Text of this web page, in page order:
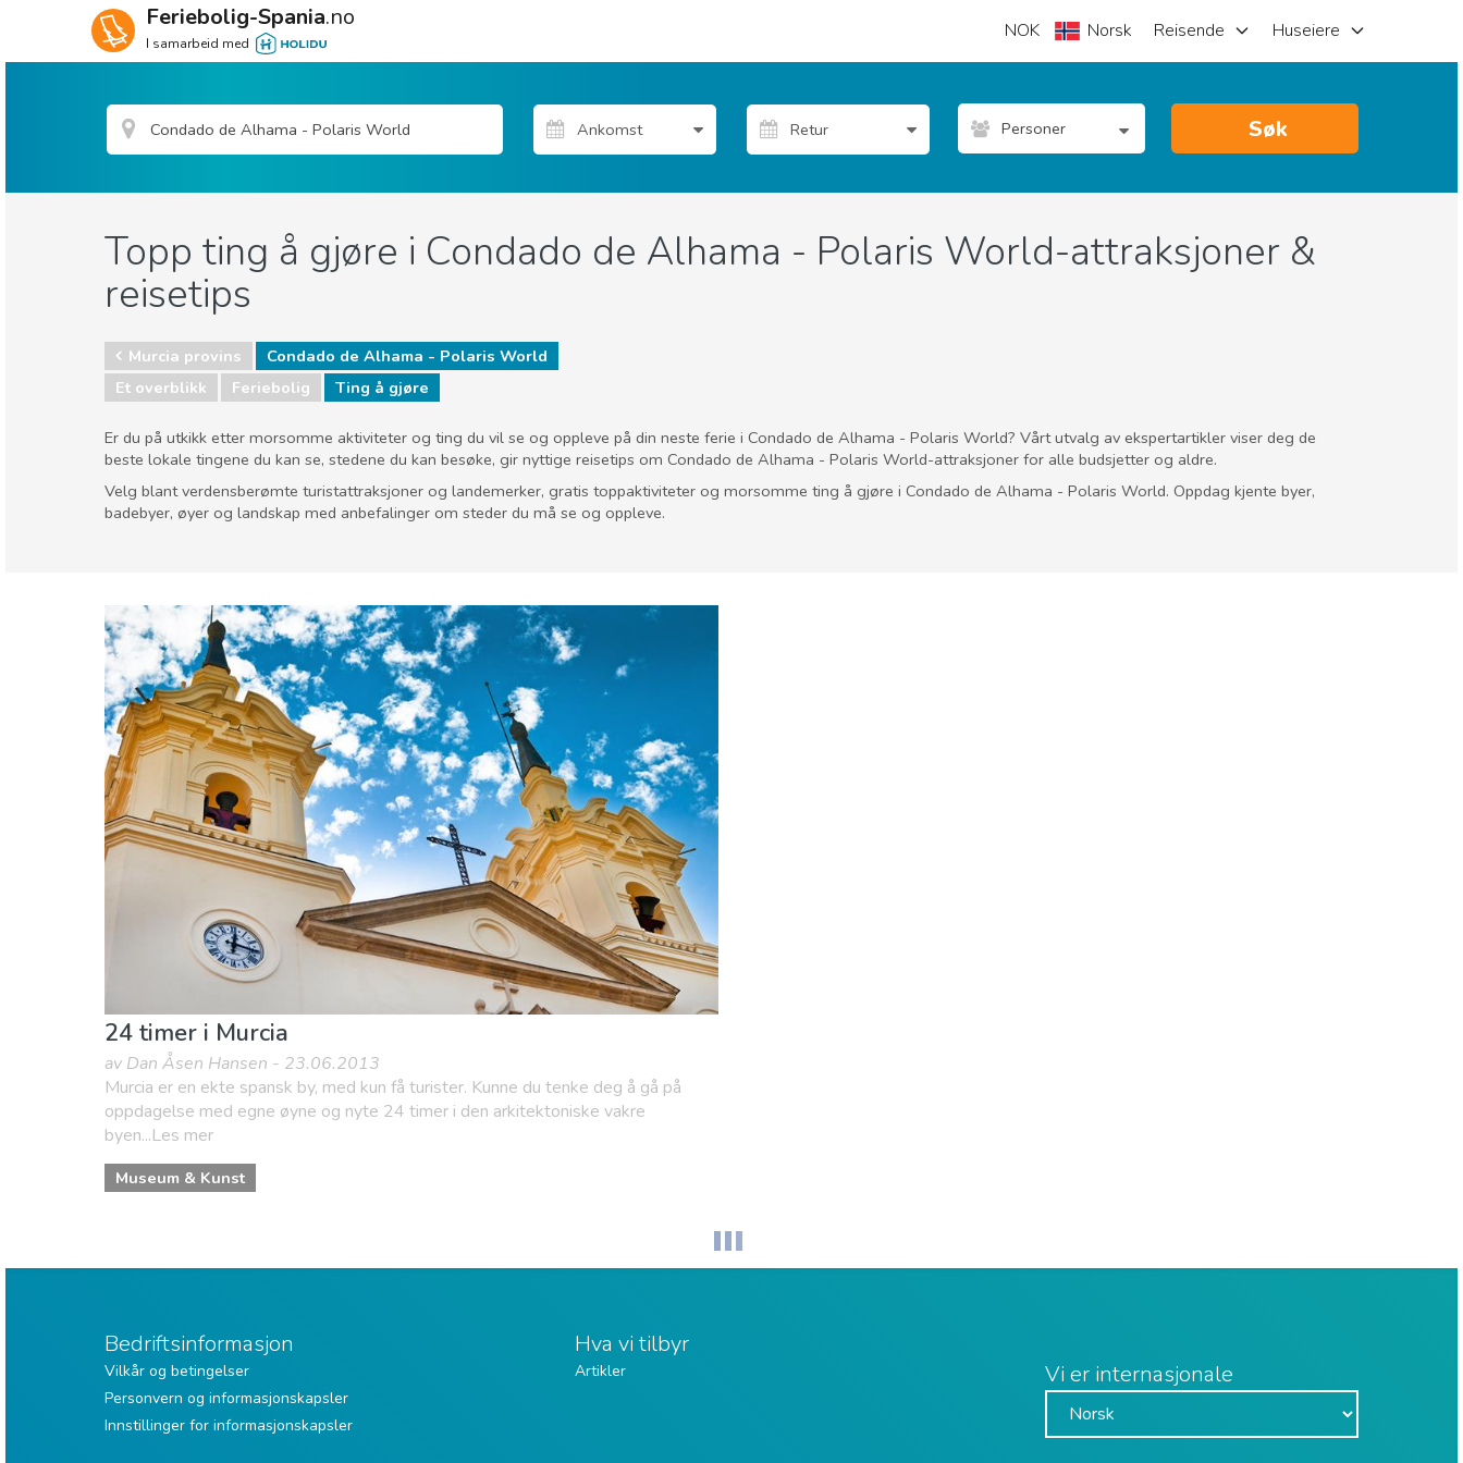
Feriebolig-Spania.no
I samarbeid med
NOK Norsk Reisende Huseiere
Personer Søk
Topp ting å gjøre i Condado de Alhama - Polaris World-attraksjoner &
reisetips
Murcia provins
Condado de Alhama - Polaris World
Et overblikk
Feriebolig Ting å gjøre
Er du på utkikk etter morsomme aktiviteter og ting du vil se og oppleve på din neste ferie i Condado de Alhama - Polaris World? Vårt utvalg av ekspertartikler viser deg de
beste lokale tingene du kan se, stedene du kan besøke, gir nyttige reisetips om Condado de Alhama - Polaris World-attraksjoner for alle budsjetter og aldre.
Velg blant verdensberømte turistattraksjoner og landemerker, gratis toppaktiviteter og morsomme ting å gjøre i Condado de Alhama - Polaris World. Oppdag kjente byer,
badebyer, øyer og landskap med anbefalinger om steder du må se og oppleve.
Museum & Kunst
24 timer i Murcia
av Dan Åsen Hansen - 23.06.2013
Murcia er en ekte spansk by, med kun få turister. Kunne du tenke deg å gå på
oppdagelse med egne øyne og nyte 24 timer i den arkitektoniske vakre
byen...Les mer
Museum & Kunst
Bedriftsinformasjon
Vilkår og betingelser
Personvern og informasjonskapsler
Innstillinger for informasjonskapsler
Hva vi tilbyr
Artikler Vi er internasjonale